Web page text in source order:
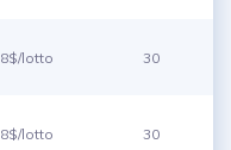
8$/lotto 30
8$/lotto 30